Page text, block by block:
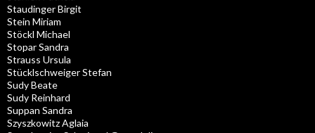
Staudinger Birgit
Stein Miriam
Stöckl Michael
Stopar Sandra
Strauss Ursula
Stücklschweiger Stefan
Sudy Beate
Sudy Reinhard
Suppan Sandra
Szyszkowitz Aglaia